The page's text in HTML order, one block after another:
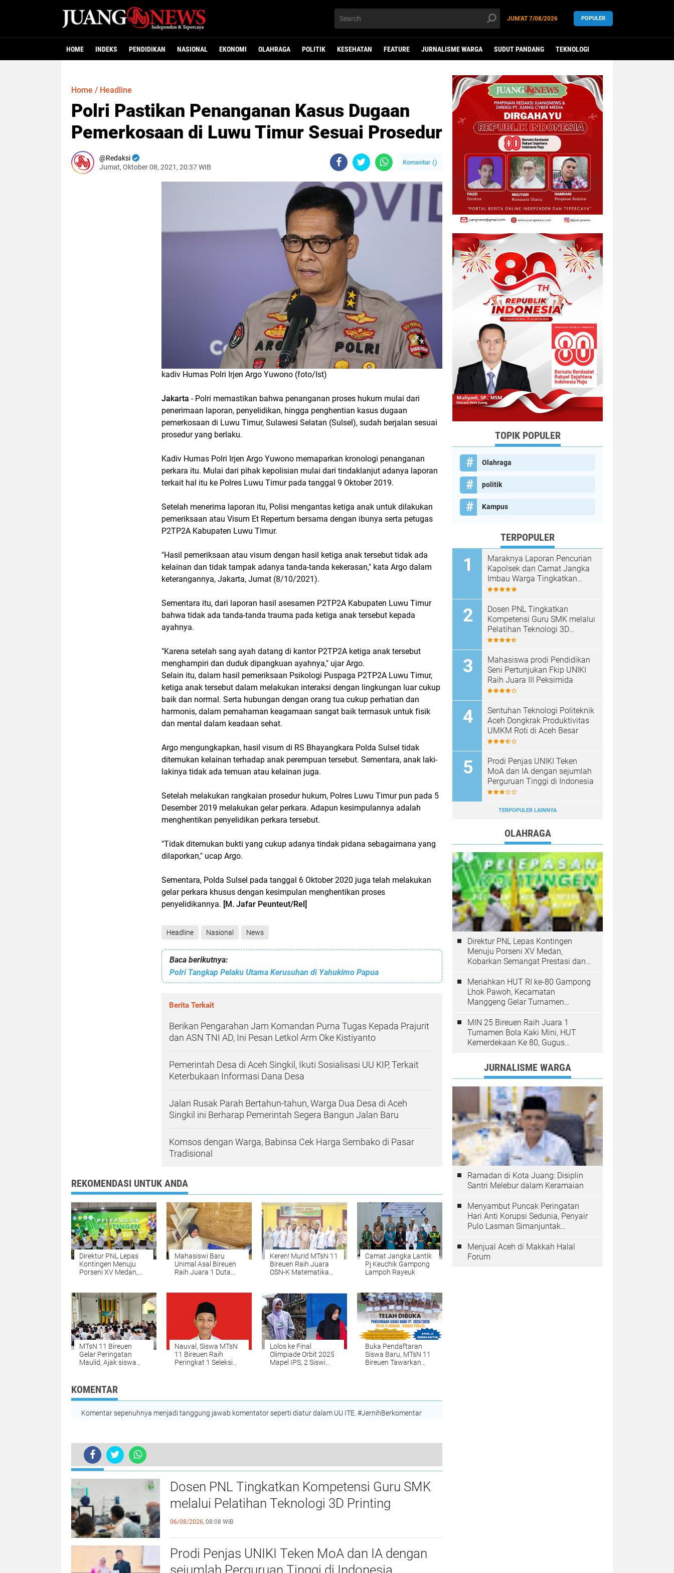
JUM'AT7/08/2026 POPULER
HOME INDEKS PENDIDIKAN NASIONAL EKONOMI OLAHRAGA POLITIK KESEHATAN FEATURE JURNALISME WARGA SUDUT PANDANG TEKNOLOGI
Home / Headline
Polri Pastikan Penanganan Kasus Dugaan
Pemerkosaan di Luwu Timur Sesuai Prosedur
Redaksi
Jumat, Oktober 08, 2021, 20:37 WIB
Komentar ()
kadiv Humas Polri Irjen Argo Yuwono (foto/Ist)
Jakarta - Polri memastikan bahwa penanganan proses hukum mulai dari
penerimaan laporan, penyelidikan, hingga penghentian kasus dugaan
pemerkosaan di Luwu Timur, Sulawesi Selatan (Sulsel), sudah berjalan sesuai
prosedur yang berlaku.
Kadiv Humas Polri Irjen Argo Yuwono memaparkan kronologi penanganan
perkara itu. Mulai dari pihak kepolisian mulai dari tindaklanjut adanya laporan
terkait hal itu ke Polres Luwu Timur pada tanggal 9 Oktober 2019.
Setelah menerima laporan itu, Polisi mengantas ketiga anak untuk dilakukan
pemeriksaan atau Visum Et Repertum bersama dengan ibunya serta petugas
P2TP2A Kabupaten Luwu Timur.
"Hasil pemeriksaan atau visum dengan hasil ketiga anak tersebut tidak ada
kelainan dan tidak tampak adanya tanda-tanda kekerasan," kata Argo dalam
keterangannya, Jakarta, Jumat (8/10/2021).
Sementara itu, dari laporan hasil asesamen P2TP2A Kabupaten Luwu Timur
bahwa tidak ada tanda-tanda trauma pada ketiga anak tersebut kepada
ayahnya.
"Karena setelah sang ayah datang di kantor P2TP2A ketiga anak tersebut
menghampiri dan duduk dipangkuan ayahnya," ujar Argo.
Selain itu, dalam hasil pemeriksaan Psikologi Puspaga P2TP2A Luwu Timur,
ketiga anak tersebut dalam melakukan interaksi dengan lingkungan luar cukup
baik dan normal. Serta hubungan dengan orang tua cukup perhatian dan
harmonis, dalam pemahaman keagamaan sangat baik termasuk untuk fisik
dan mental dalam keadaan sehat.
Argo mengungkapkan, hasil visum di RS Bhayangkara Polda Sulsel tidak
ditemukan kelainan terhadap anak perempuan tersebut. Sementara, anak laki-
lakinya tidak ada temuan atau kelainan juga.
Setelah melakukan rangkaian prosedur hukum, Polres Luwu Timur pun pada 5
Desember 2019 melakukan gelar perkara. Adapun kesimpulannya adalah
menghentikan penyelidikan perkara tersebut.
"Tidak ditemukan bukti yang cukup adanya tindak pidana sebagaimana yang
dilaporkan," ucap Argo.
Sementara, Polda Sulsel pada tanggal 6 Oktober 2020 juga telah melakukan
gelar perkara khusus dengan kesimpulan menghentikan proses
penyelidikannya. [M. Jafar Peunteut/Rel]
Headline Nasional News
Baca berikutnya:
Polri Tangkap Pelaku Utama Kerusuhan di Yahukimo Papua
Berita Terkait
Berikan Pengarahan Jam Komandan Purna Tugas Kepada Prajurit
dan ASN TNI AD, Ini Pesan Letkol Arm Oke Kistiyanto
Pemerintah Desa di Aceh Singkil, Ikuti Sosialisasi UU KIP, Terkait
Keterbukaan Informasi Dana Desa
Jalan Rusak Parah Bertahun-tahun, Warga Dua Desa di Aceh
Singkil ini Berharap Pemerintah Segera Bangun Jalan Baru
Komsos dengan Warga, Babinsa Cek Harga Sembako di Pasar
Tradisional
REKOMENDASI UNTUK ANDA
Direktur PNL Lepas
Kontingen Menuju
Porseni XV Medan,
Sportivitas
Mahasiswi Baru
Unimal Asal Bireuen
Raih Juara 1 Duta
Tingkat Nasional
Keren! Murid MTsN 11
Bireuen Raih Juara
OSN-K Matematika
Camat Jangka Lantik
Pj Keuchik Gampong
Lampoh Rayeuk
MTsN 11 Bireuen
Gelar Peringatan
Maulid, Ajak siswa
Nauval, Siswa MTsN
11 Bireuen Raih
Peringkat 1 Seleksi
Lolos ke Final
Olimpiade Orbit 2025
Mapel IPS, 2 Siswi
Buka Pendaftaran
Siswa Baru, MTsN 11
Bireuen Tawarkan
KOMENTAR
Komentar sepenuhnya menjadi tanggung jawab komentator seperti diatur dalam UU ITE. #JernihBerkomentar
Polri Pastikan Penanganan Kasus Dugaan Pemerkosaan di Luwu Timur Sesuai Prosedur
TERKINI
Dosen PNL Tingkatkan Kompetensi Guru SMK
melalui Pelatihan Teknologi 3D Printing
06/08/2026, 08:08 WIB
Prodi Penjas UNIKI Teken MoA dan IA dengan
sejumlah Perguruan Tinggi di Indonesia
TOPIK POPULER
Olahraga
politik
Kampus
TERPOPULER
Maraknya Laporan Pencurian
Kapolsek dan Camat Jangka
Imbau Warga Tingkatkan
Kewaspadaan
Dosen PNL Tingkatkan
Kompetensi Guru SMK melalui
Pelatihan Teknologi 3D
Printing
Mahasiswa prodi Pendidikan
Seni Pertunjukan Fkip UNIKI
Raih Juara III Peksimida
Sentuhan Teknologi Politeknik
Aceh Dongkrak Produktivitas
UMKM Roti di Aceh Besar
Prodi Penjas UNIKI Teken
MoA dan IA dengan sejumlah
Perguruan Tinggi di Indonesia
TERPOPULER LAINNYA
OLAHRAGA
Direktur PNL Lepas Kontingen
Menuju Porseni XV Medan,
Kobarkan Semangat Prestasi dan
Meriahkan HUT RI ke-80 Gampong
Lhok Pawoh, Kecamatan
Manggeng Gelar Turnamen
MIN 25 Bireuen Raih Juara 1
Turnamen Bola Kaki Mini, HUT
Kemerdekaan Ke 80, Gugus
JURNALISME WARGA
Ramadan di Kota Juang: Disiplin
Santri Melebur dalam Keramaian
Menyambut Puncak Peringatan
Hari Anti Korupsi Sedunia, Penyair
Pulo Lasman Simanjuntak
Korupsi di Indonesia
Menjual Aceh di Makkah Halal
Forum